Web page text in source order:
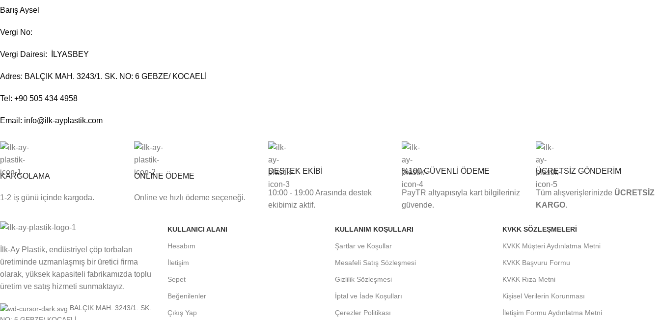
Barış Aysel
Vergi No:
Vergi Dairesi: İLYASBEY
Adres: BALÇIK MAH. 3243/1. SK. NO: 6 GEBZE/ KOCAELİ
Tel: +90 505 434 4958
Email: info@ilk-ayplastik.com
KARGOLAMA
1-2 iş günü içinde kargoda.
ONLINE ÖDEME
Online ve hızlı ödeme seçeneği.
DESTEK EKİBİ
10:00 - 19:00 Arasında destek
ekibimiz aktif.
%100 GÜVENLİ ÖDEME
PayTR altyapısıyla kart bilgileriniz
güvende.
ÜCRETSİZ GÖNDERİM
Tüm alışverişlerinizde ÜCRETSİZ
KARGO.
İlk-Ay Plastik, endüstriyel çöp torbaları
üretiminde uzmanlaşmış bir üretici firma
olarak, yüksek kapasiteli fabrikamızda toplu
üretim ve satış hizmeti sunmaktayız.
BALÇIK MAH. 3243/1. SK.
KULLANICI ALANI
Hesabım
İletişim
Sepet
Beğenilenler
Çıkış Yap
KULLANIM KOŞULLARI
Şartlar ve Koşullar
Mesafeli Satış Sözleşmesi
Gizlilik Sözleşmesi
İptal ve İade Koşulları
Çerezler Politikası
KVKK SÖZLEŞMELERI
KVKK Müşteri Aydınlatma Metni
KVKK Başvuru Formu
KVKK Rıza Metni
Kişisel Verilerin Korunması
İletişim Formu Aydınlatma Metni